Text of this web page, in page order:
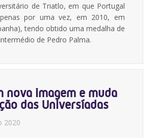
de Triatlo, em que Portugal
por uma vez, em 2010, em
tendo obtido uma medalha de
de Pedro Palma.
nova imagem e muda
das Universíadas
2020